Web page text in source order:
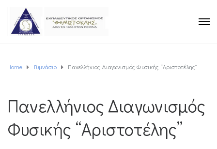
Home Γυμνάσιο Πανελλήνιος Διαγωνισμός Φυσικής “Αριστοτέλης”
Πανελλήνιος Διαγωνισμός
Φυσικής “Αριστοτέλης”